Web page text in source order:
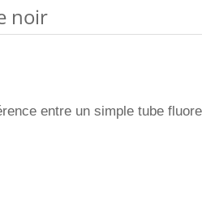
noir
entre un simple tube